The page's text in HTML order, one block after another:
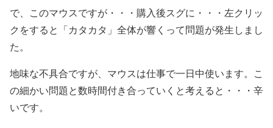
で、このマウスですが・・・購入後スグに・・・左クリッ
クをすると「カタカタ」全体が響くって問題が発生しまし
た。
地味な不具合ですが、マウスは仕事で一日中使います。こ
の細かい問題と数時間付き合っていくと考えると・・・辛
いです。